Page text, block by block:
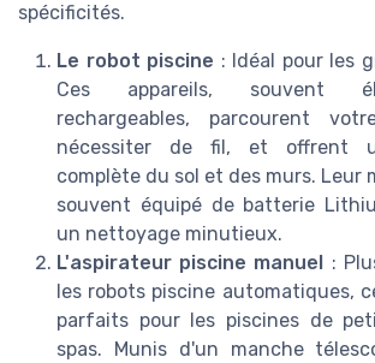
spécificités.
Le robot piscine : Idéal pour les
Ces appareils, souvent
rechargeables, parcourent
nécessiter de fil, et offrent
complète du sol et des murs. Leur
souvent équipé de batterie
un nettoyage minutieux.
L'aspirateur piscine manuel
:
les robots piscine automatiques,
parfaits pour les piscines de
spas. Munis d'un manche